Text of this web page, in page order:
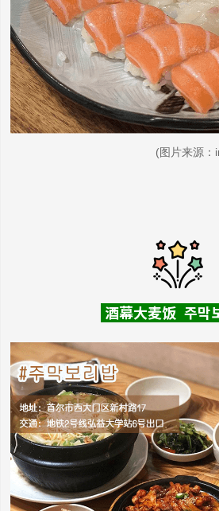
(图片来源
酒幕大麦饭 주막